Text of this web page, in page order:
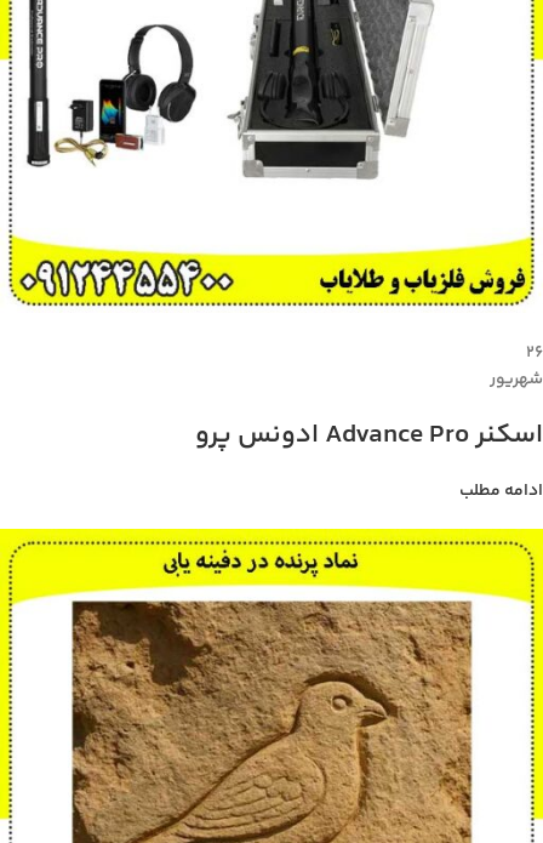
۲۶
شهریور
اسکنر Advance Pro ادونس پرو
ادامه مطلب